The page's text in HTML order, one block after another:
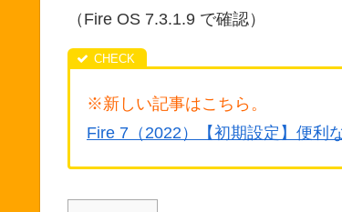
（Fire OS 7.3.1.9 で確認）
※新しい記事はこちら。
Fire 7（2022）【初期設定】便利